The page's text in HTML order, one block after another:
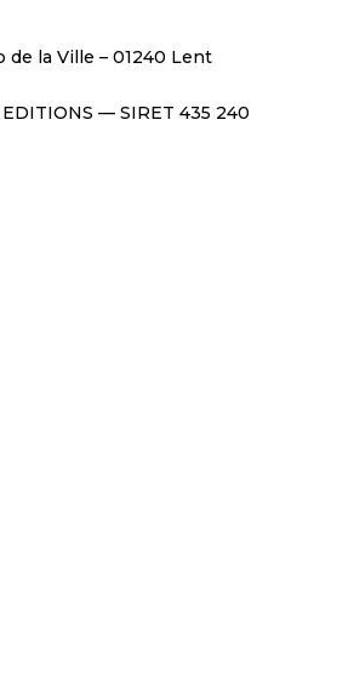
de la Ville – 01240 Lent
EDITIONS — SIRET 435 240